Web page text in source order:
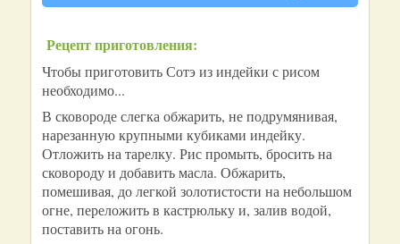
Рецепт приготовления:
Чтобы приготовить Сотэ из индейки с рисом
необходимо...
В сковороде слегка обжарить, не подрумянивая,
нарезанную крупными кубиками индейку.
Отложить на тарелку. Рис промыть, бросить на
сковороду и добавить масла. Обжарить,
помешивая, до легкой золотистости на небольшом
огне, переложить в кастрюльку и, залив водой,
поставить на огонь.